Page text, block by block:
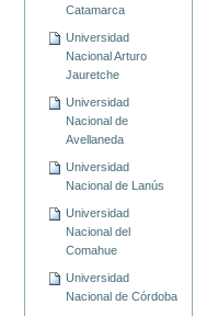
Catamarca
Universidad
Nacional Arturo
Jauretche
Universidad
Nacional de
Avellaneda
Universidad
Nacional de Lanús
Universidad
Nacional del
Comahue
Universidad
Nacional de Córdoba